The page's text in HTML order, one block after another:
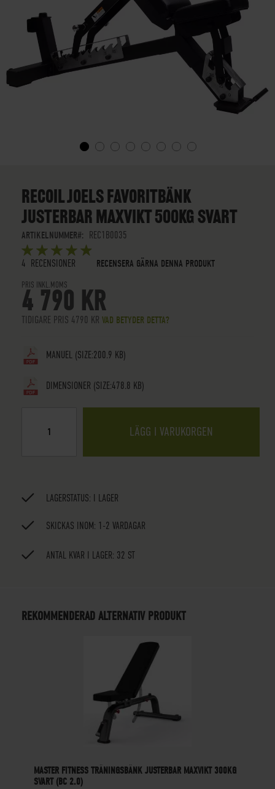
BEGINNING
IMAGES
GALLERY
RECOIL JOELS FAVORITBÄNK
JUSTERBAR MAXVIKT 500KG SVART
ARTIKELNUMMER
REC1B0035
BETYG:
5OUT OF5
STARS
4 RECENSIONER RECENSERA GÄRNA DENNA PRODUKT
PRIS INKL.MOMS
4 790 KR
TIDIGARE PRIS 4790 KR VAD BETYDER DETTA?
MANUEL (SIZE:200.9 KB)
DIMENSIONER (SIZE:478.8 KB)
LÄGG I VARUKORGEN
LAGERSTATUS: I LAGER
SKICKAS INOM: 1-2 VARDAGAR
ANTAL KVAR I LAGER: 32 ST
REKOMMENDERAD ALTERNATIV PRODUKT
MASTER FITNESS TRÄNINGSBÄNK JUSTERBAR MAXVIKT 300KG
SVART (BC 2.0)